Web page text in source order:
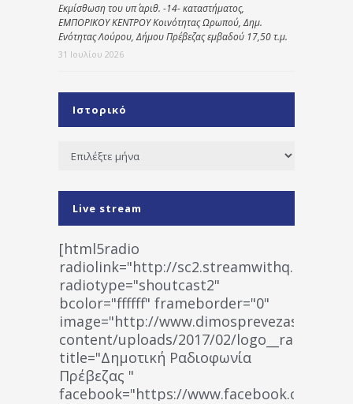
Εκμίσθωση του υπ΄ αριθ. -14- καταστήματος,
ΕΜΠΟΡΙΚΟΥ ΚΕΝΤΡΟΥ Κοινότητας Ωρωπού, Δημ.
Ενότητας Λούρου, Δήμου Πρέβεζας εμβαδού 17,50 τ.μ.
31 Ιουλίου 2026
Ιστορικό
Ιστορικό
Live stream
[html5radio
radiolink="http://
radiotype="shoutcast2"
bcolor="ffffff" frameborder="0"
image="http://www.dimosprevezas.gr/wp-
content/uploads/2017/02/
title="Δημοτική Ραδιοφωνία
Πρέβεζας "
facebook="https://www.facebook.com/